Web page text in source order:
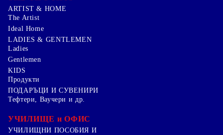
ARTIST & HOME
The Artist
Ideal Home
LADIES & GENTLEMEN
Ladies
Gentlemen
KIDS
Продукти
ПОДАРЪЦИ И СУВЕНИРИ
Тефтери, Ваучери и др.
УЧИЛИЩЕ и ОФИС
УЧИЛИЩНИ ПОСОБИЯ И